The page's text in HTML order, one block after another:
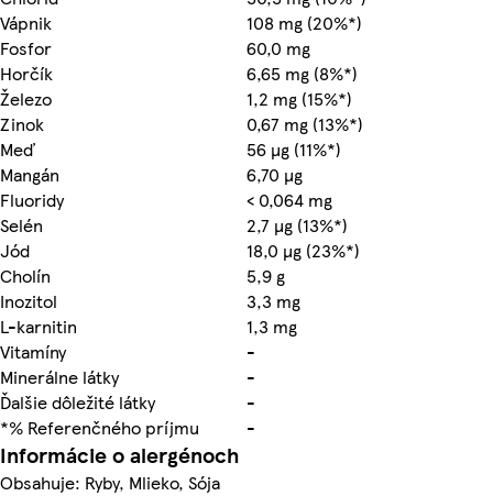
Vápnik
108 mg (20%*)
Fosfor
60,0 mg
Horčík
6,65 mg (8%*)
Železo
1,2 mg (15%*)
Zinok
0,67 mg (13%*)
Meď
56 µg (11%*)
Mangán
6,70 µg
Fluoridy
< 0,064 mg
Selén
2,7 µg (13%*)
Jód
18,0 µg (23%*)
Cholín
5,9 g
Inozitol
3,3 mg
L-karnitin
1,3 mg
Vitamíny
-
Minerálne látky
-
Ďalšie dôležité látky
-
*% Referenčného príjmu
-
Informácie o alergénoch
Obsahuje: Ryby, Mlieko, Sója